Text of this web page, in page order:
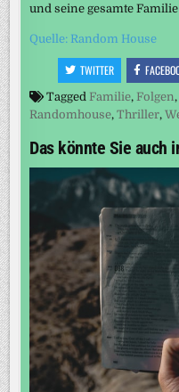
und seine gesamte
Quelle: Random House
TWITTER
Tagged Familie, Folgen,
Randomhouse,Thriller,
Das könnte Sie auch